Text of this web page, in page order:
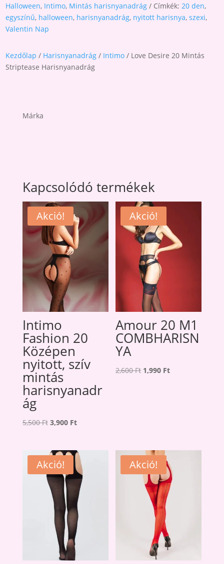
Halloween, Intimo, Mintás harisnyanadrág Címkék: 20 den,
egyszínű, halloween, harisnyanadrág, nyitott harisnya,szexi,
Valentin Nap
Kezdőlap / Harisnyanadrág / Intimo / Love Desire 20 Mintás
Striptease Harisnyanadrág
Márka
Kapcsolódó termékek
Akció!
Intimo
Fashion 20
Középen
nyitott, szív
mintás
harisnyanadr
ág
5,500Ft Original
was:
5,500 Ft.
3,900 FtCurrent
is:
3,900 Ft.
Akció!
Amour 20 M1
COMBHARISN
YA
2,600Ft Original
1,990 FtCurrent
Akció! Akció!